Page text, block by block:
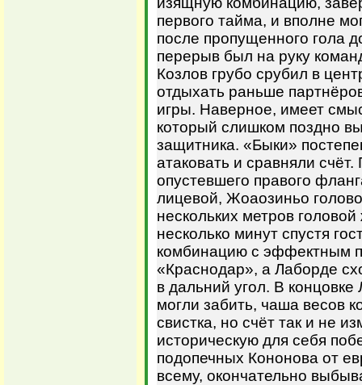
первого тайма, и вполне
после пропущенного гола
перерыв был на руку
Козлов грубо срубил в
отдыхать раньше
игры. Наверное, имеет
который слишком поздно
защитника. «Быки»
атаковать и сравняли
опустевшего правого
лицевой, Жоаозиньо
нескольких метров
несколько минут спустя
комбинацию с эффектным
«Краснодар», а Лаборде
в дальний угол. В
могли забить, чаша весов
свистка, но счёт так и не
историческую для себя
подопечных Кононова от
всему, окончательно